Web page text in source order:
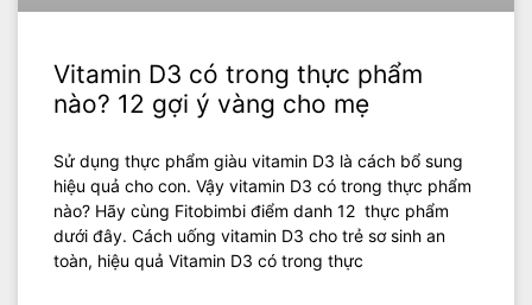
Vitamin D3 có trong thực phẩm
nào? 12 gợi ý vàng cho mẹ
Sử dụng thực phẩm giàu vitamin D3 là cách bổ sung
hiệu quả cho con. Vậy vitamin D3 có trong thực phẩm
nào? Hãy cùng Fitobimbi điểm danh 12 thực phẩm
dưới đây. Cách uống vitamin D3 cho trẻ sơ sinh an
toàn, hiệu quả Vitamin D3 có trong thực